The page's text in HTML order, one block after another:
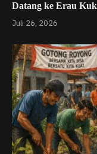
Datang ke Erau
Juli 26, 2026